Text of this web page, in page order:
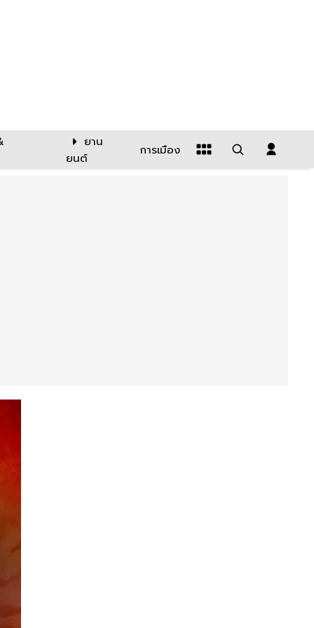
ยาน
ยนต์
การเมือง